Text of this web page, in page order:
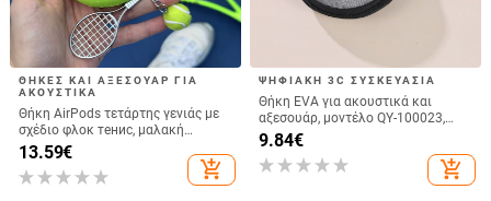
ΘΉΚΕΣ ΚΑΙ ΑΞΕΣΟΥΆΡ ΓΙΑ
ΑΚΟΥΣΤΙΚΆ
Θήκη AirPods τετάρτης γενιάς με
σχέδιο φλοκ тенис, μαλακή
σιλικόνη 3D σχεδιασμό, συμβατή
με AirPods 3 και Pro 2
13.59€
add_shopping_cart
ΨΗΦΙΑΚΉ 3C ΣΥΣΚΕΥΑΣΊΑ
Θήκη EVA για ακουστικά και
αξεσουάρ, μοντέλο QY-100023,
κατασκευή με θερμοπίεση και
ράψιμο, χωρητικότητα 5,
κατάλληλη για ακουστικά,
καλώδια, φορτιστές και φορητούς
9.84€
add_shopping_cart